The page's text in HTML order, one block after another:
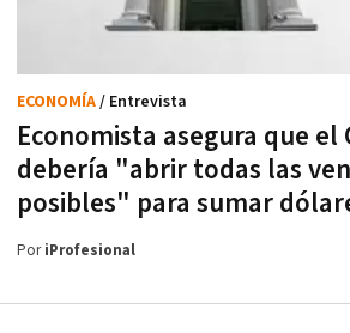
Economista asegura que el
debería "abrir todas las
posibles" para sumar
ECONOMÍA/ Entrevista
PoriProfesional